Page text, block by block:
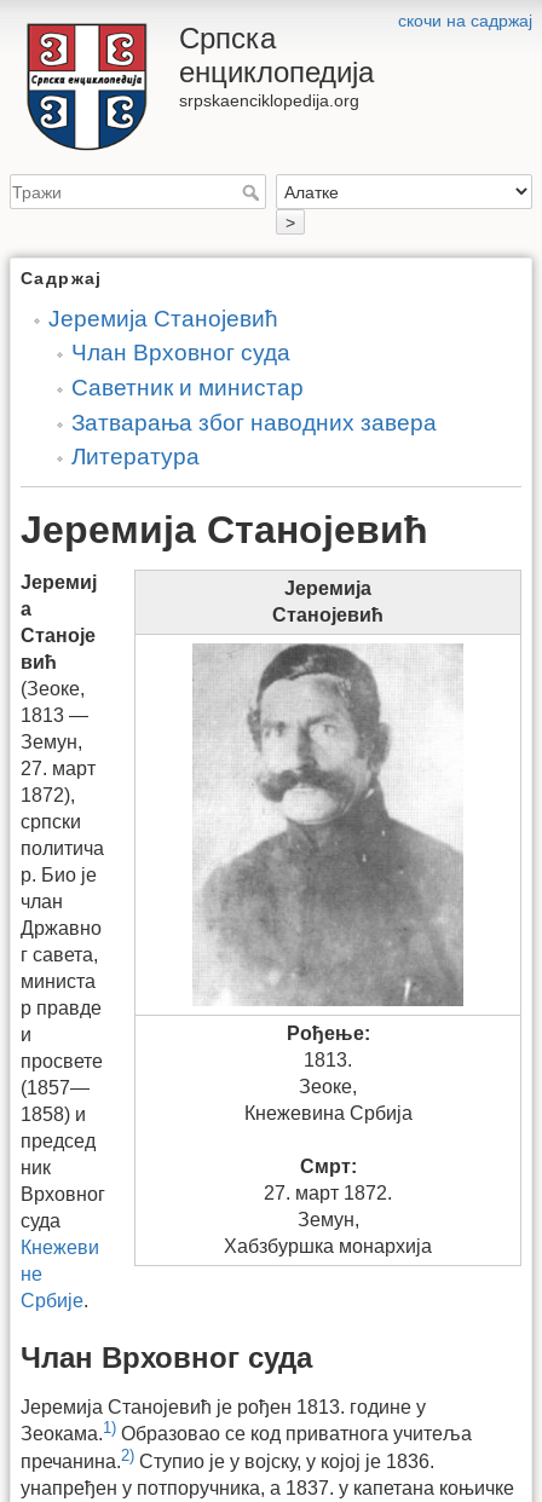
скочи на садржај
Српска
енциклопедија
srpskaenciklopedija.org
>
Садржај
Јеремија Станојевић
Члан Врховног суда
Саветник и министар
Затварања због наводних завера
Литература
Јеремија Станојевић
Јеремија
Станојевић
Рођење:
1813.
Зеоке,
Кнежевина Србија
Смрт:
27. март 1872.
Земун,
Хабзбуршка монархија
Јеремиј
а
Станоје
вић
(Зеоке,
1813 —
Земун,
27. март
1872),
српски
политича
р. Био је
члан
Државно
г савета,
министа
р правде
и
просвете
(1857—
1858) и
председ
ник
Врховног
суда
Кнежеви
не
Србије.
Члан Врховног суда
Јеремија Станојевић је рођен 1813. године у
Зеокама.1) Образовао се код приватнога учитеља
пречанина.2) Ступио је у војску, у којој је 1836.
унапређен у потпоручника, а 1837. у капетана коњичке